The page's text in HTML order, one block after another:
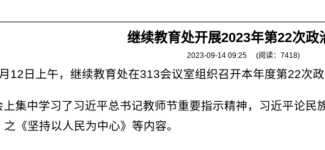
继续教育处开展2023年第22次政
2023-09-14 09:25 (阅读： 7418)
12日上午，继续教育处在313会议室组织召开本年度第22次
上集中学习了习近平总书记教师节重要指示精神，习近平论民
之《坚持以人民为中心》等内容。